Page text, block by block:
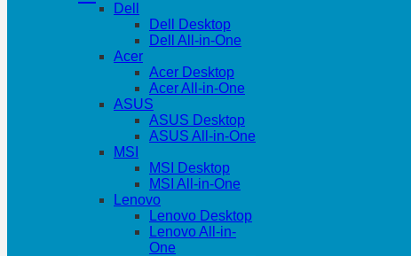
Dell
Dell Desktop
Dell All-in-One
Acer
Acer Desktop
Acer All-in-One
ASUS
ASUS Desktop
ASUS All-in-One
MSI
MSI Desktop
MSI All-in-One
Lenovo
Lenovo Desktop
Lenovo All-in-
One